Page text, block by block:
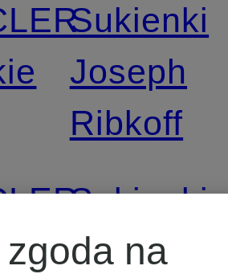
Sukienki
Joseph
Ribkoff
Sukienki
MARC
na